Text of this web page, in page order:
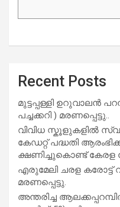
Recent Posts
മുട്ടപ്പള്ളി ഉറുവാലൻ
പച്ചക്കറി ) മരണപ്പെട്ടു..
വിവിധ സ്കൂളുകളില്‍
കേഡറ്റ് പദ്ധതി
ക്ഷണിച്ചുകൊണ്ട് കേരള
എരുമേലി ചരള കരോട്ട്
മരണപ്പെട്ടു.
അന്തരിച്ച